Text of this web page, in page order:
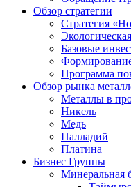
Обзор стратегии
Стратегия
Базовые
Программа
Обзор рынка
Металлы в
Никель
Медь
Палладий
Платина
Бизнес Группы
Минеральная